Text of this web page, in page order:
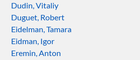
Dudin, Vitaliy
Duguet, Robert
Eidelman, Tamara
Eidman, Igor
Eremin, Anton